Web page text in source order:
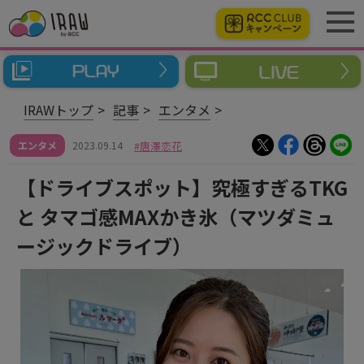
IRAWトップ 記事 エンタメ
エンタメ 2023.09.14 唐澤恋花
【ドライブスポット】究極すぎるTKG
と タマゴ感MAXかき氷（マツダミュ
ージックドライブ）